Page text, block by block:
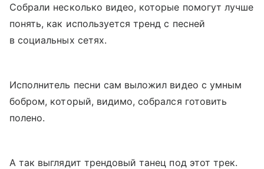
Собрали несколько видео, которые помогут лучше
понять, как используется тренд с песней
в социальных сетях.
Исполнитель песни сам выложил видео с умным
бобром, который, видимо, собрался готовить
полено.
А так выглядит трендовый танец под этот трек.